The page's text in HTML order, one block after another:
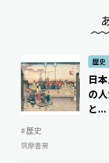
歴史
日
の
と...
# 歴史
筑摩書房